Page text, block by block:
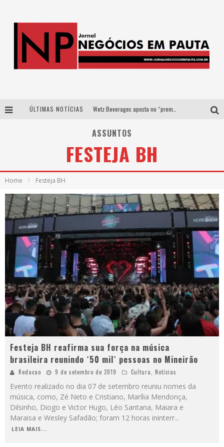
ÚLTIMAS NOTÍCIAS
Democratização do malte: Proibida utiliza estratégia de custo-benefício para o lazer do brasileiro
ASSUNTOS
FESTEJA BH
Home Festeja BH
Festeja BH reafirma sua força na música
brasileira reunindo ´50 mil` pessoas no Mineirão
Redacao 9 de setembro de 2019 Cultura, Notícias
Evento realizado no dia 07 de setembro reuniu nomes da
música, como, Zé Neto e Cristiano, Marília Mendonça,
Dilsinho, Diogo e Victor Hugo, Léo Santana, Maiara e
Maraisa e Wesley Safadão; foram 12 horas ininterr...
LEIA MAIS...